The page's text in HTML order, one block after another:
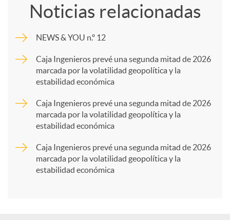
p
Noticias relacionadas
NEWS & YOU n.º 12
Caja Ingenieros prevé una segunda mitad de 2026
marcada por la volatilidad geopolítica y la
estabilidad económica
Caja Ingenieros prevé una segunda mitad de 2026
marcada por la volatilidad geopolítica y la
estabilidad económica
Caja Ingenieros prevé una segunda mitad de 2026
marcada por la volatilidad geopolítica y la
estabilidad económica